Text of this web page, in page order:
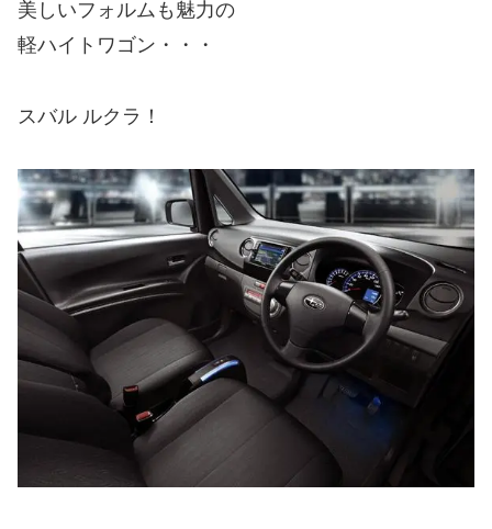
美しいフォルムも魅力の
軽ハイトワゴン・・・
スバル ルクラ！